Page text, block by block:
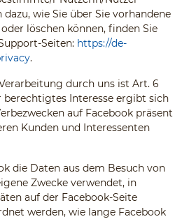
wie Sie über Sie vorhandene
löschen können, finden Sie
Seiten: https://de-
.
durch uns ist Art. 6
berechtigtes Interesse ergibt sich
auf Facebook präsent
Kunden und Interessenten
die Daten aus dem Besuch von
Zwecke verwendet, in
auf der Facebook-Seite
werden, wie lange Facebook